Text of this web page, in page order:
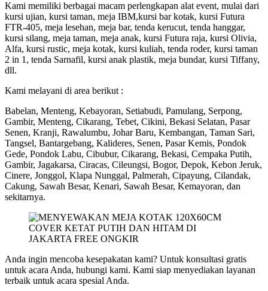
Kami memiliki berbagai macam perlengkapan alat event, mulai dari
kursi ujian, kursi taman, meja IBM,kursi bar kotak, kursi Futura
FTR-405, meja lesehan, meja bar, tenda kerucut, tenda hanggar,
kursi silang, meja taman, meja anak, kursi Futura raja, kursi Olivia,
Alfa, kursi rustic, meja kotak, kursi kuliah, tenda roder, kursi taman
2 in 1, tenda Sarnafil, kursi anak plastik, meja bundar, kursi Tiffany,
dll.
Kami melayani di area berikut :
Babelan, Menteng, Kebayoran, Setiabudi, Pamulang, Serpong,
Gambir, Menteng, Cikarang, Tebet, Cikini, Bekasi Selatan, Pasar
Senen, Kranji, Rawalumbu, Johar Baru, Kembangan, Taman Sari,
Tangsel, Bantargebang, Kalideres, Senen, Pasar Kemis, Pondok
Gede, Pondok Labu, Cibubur, Cikarang, Bekasi, Cempaka Putih,
Gambir, Jagakarsa, Ciracas, Cileungsi, Bogor, Depok, Kebon Jeruk,
Cinere, Jonggol, Klapa Nunggal, Palmerah, Cipayung, Cilandak,
Cakung, Sawah Besar, Kenari, Sawah Besar, Kemayoran, dan
sekitarnya.
Anda ingin mencoba kesepakatan kami? Untuk konsultasi gratis
untuk acara Anda, hubungi kami. Kami siap menyediakan layanan
terbaik untuk acara spesial Anda.